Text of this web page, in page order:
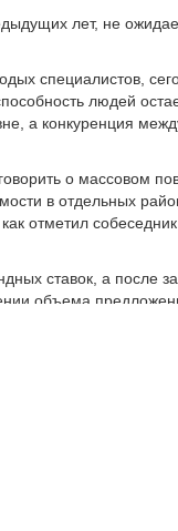
лет, не
специалистов,
людей
а конкуренция
о массовом
в отдельных
отметил
ставок, а после
объема